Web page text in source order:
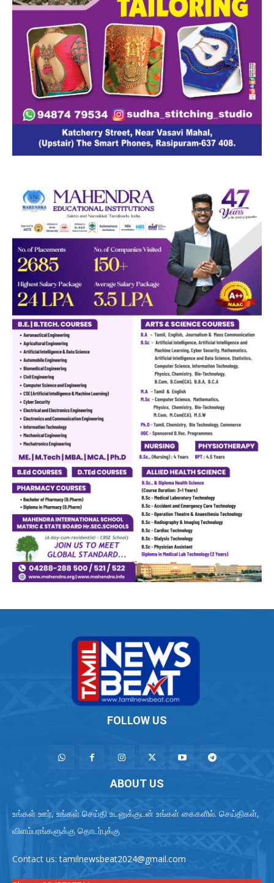
FOLLOW US
ABOUT US
உங்கள் ஊர், உங்கள் செய்தி உடனுக்குடன் உங்கள் கைகளில். செய்திகள்,
விளம்பரங்களுக்கு தொடர்புக்கு
Contact us:tamilnewsbeat2024@gmail.com